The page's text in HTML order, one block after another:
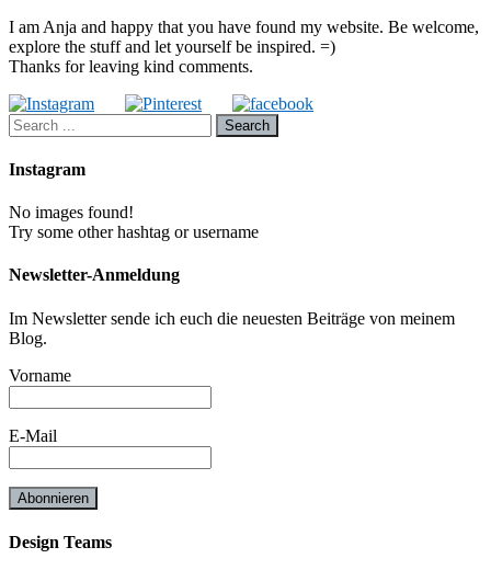
I am Anja and happy that you have found my website. Be welcome,
explore the stuff and let yourself be inspired. =)
Thanks for leaving kind comments.
Instagram
No images found!
Try some other hashtag or username
Newsletter-Anmeldung
Im Newsletter sende ich euch die neuesten Beiträge von meinem
Blog.
Vorname
E-Mail
Design Teams